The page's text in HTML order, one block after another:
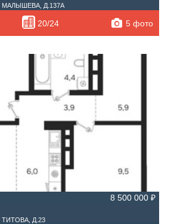
МАЛЫШЕВА, Д.137А
20/24 5 фото
8 500 000 ₽
ТИТОВА, Д.23